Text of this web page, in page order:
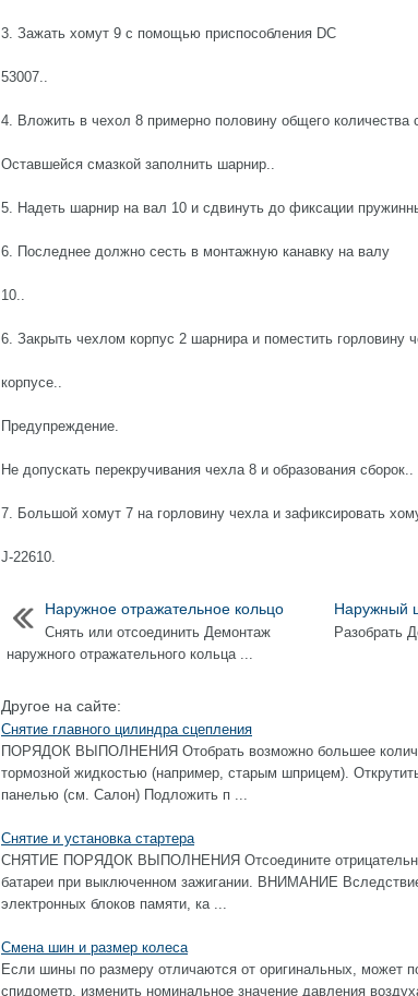
3. Зажать хомут 9 с помощью приспособления DC
53007..
4. Вложить в чехол 8 примерно половину общего количества
Оставшейся смазкой заполнить шарнир..
5. Надеть шарнир на вал 10 и сдвинуть до фиксации
6. Последнее должно сесть в монтажную канавку на валу
10..
6. Закрыть чехлом корпус 2 шарнира и поместить горловину
корпусе..
Предупреждение.
Не допускать перекручивания чехла 8 и образования сборок..
7. Большой хомут 7 на горловину чехла и зафиксировать
J-22610.
Наружное отражательное кольцо
Снять или отсоединить Демонтаж
наружного отражательного кольца ...
Наружный
Разобрать
Другое на сайте:
Снятие главного цилиндра сцепления
ПОРЯДОК ВЫПОЛНЕНИЯ Отобрать возможно большее
тормозной жидкостью (например, старым шприцем).
панелью (см. Салон) Подложить п ...
Снятие и установка стартера
СНЯТИЕ ПОРЯДОК ВЫПОЛНЕНИЯ Отсоедините
батареи при выключенном зажигании. ВНИМАНИЕ
электронных блоков памяти, ка ...
Смена шин и размер колеса
Если шины по размеру отличаются от оригинальных, может
спидометр, изменить номинальное значение давления